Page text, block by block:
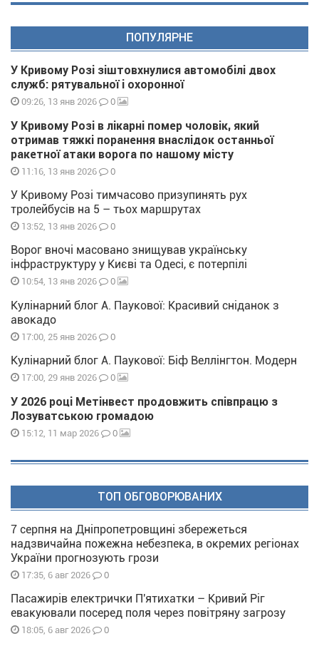
ПОПУЛЯРНЕ
У Кривому Розі зіштовхнулися автомобілі двох
служб: рятувальної і охоронної
09:26, 13 янв 2026 0
У Кривому Розі в лікарні помер чоловік, який
отримав тяжкі поранення внаслідок останньої
ракетної атаки ворога по нашому місту
11:16, 13 янв 2026 0
У Кривому Розі тимчасово призупинять рух
тролейбусів на 5 – тьох маршрутах
13:52, 13 янв 2026 0
Ворог вночі масовано знищував українську
інфраструктуру у Києві та Одесі, є потерпілі
10:54, 13 янв 2026 0
Кулінарний блог А. Паукової: Красивий сніданок з
авокадо
17:00, 25 янв 2026 0
Кулінарний блог А. Паукової: Біф Веллінгтон. Модерн
17:00, 29 янв 2026 0
У 2026 році Метінвест продовжить співпрацю з
Лозуватською громадою
15:12, 11 мар 2026 0
ТОП ОБГОВОРЮВАНИХ
7 серпня на Дніпропетровщині збережеться
надзвичайна пожежна небезпека, в окремих регіонах
України прогнозують грози
17:35, 6 авг 2026 0
Пасажирів електрички П'ятихатки – Кривий Ріг
евакуювали посеред поля через повітряну загрозу
18:05, 6 авг 2026 0